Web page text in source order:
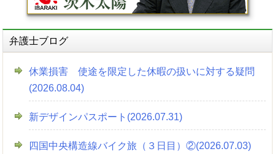
弁護士ブログ
休業損害 使途を限定した休暇の扱いに対する疑問
(2026.08.04)
新デザインパスポート(2026.07.31)
四国中央構造線バイク旅（３日目）②(2026.07.03)